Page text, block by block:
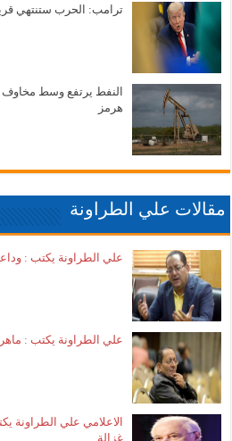
ترامب: الحرب ستنتهي
النفط يرتفع وسط
هرمز
مقالات علي الطراونة
علي الطراونة يكتب :
علي الطراونة يكتب :
الاعلامي علي
غزالة